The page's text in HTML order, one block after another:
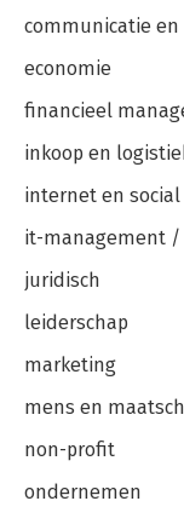
communicatie en
economie
financieel
inkoop en
internet en
it-management /
juridisch
leiderschap
marketing
mens en
non-profit
ondernemen